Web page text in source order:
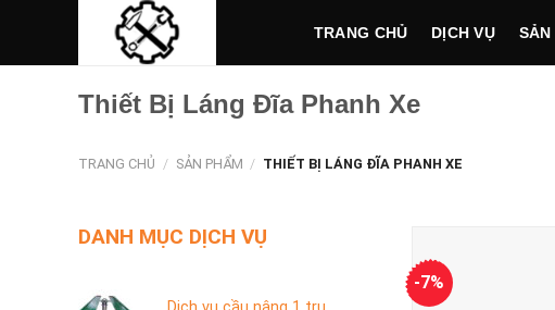
content
TRANG CHỦ DỊCH VỤ SẢN
Thiết Bị Láng Đĩa Phanh Xe
TRANG CHỦ / SẢN PHẨM / THIẾT BỊ LÁNG ĐĨA PHANH XE
DANH MỤC DỊCH VỤ
-7%